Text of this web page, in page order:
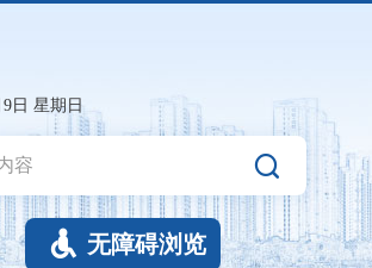
9日 星期日

 无障碍浏览